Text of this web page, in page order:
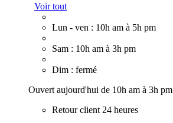
Voir tout
Lun - ven : 10h am à 5h pm
Sam : 10h am à 3h pm
Dim : fermé
Ouvert aujourd'hui de 10h am à 3h pm
Retour client 24 heures